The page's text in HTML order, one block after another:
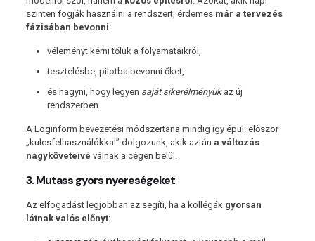
szinten fogják használni a rendszert, érdemes már a tervezés
fázisában bevonni:
véleményt kérni tőlük a folyamataikról,
tesztelésbe, pilotba bevonni őket,
és hagyni, hogy legyen saját sikerélményükaz új
rendszerben.
A Loginform bevezetési módszertana mindig így épül: először
„kulcsfelhasználókkal” dolgozunk, akik aztán a változás
nagyköveteivé válnak a cégen belül.
3. Mutass gyors nyereségeket
Az elfogadást legjobban az segíti, ha a kollégák gyorsan
látnak valós előnyt: